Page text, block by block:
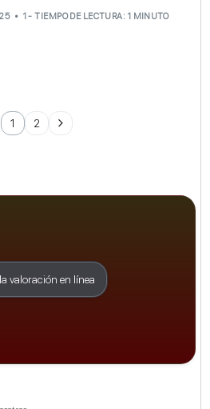
1 - TIEMPO DE LECTURA: 1 MINUTO
1 2
valoración en línea